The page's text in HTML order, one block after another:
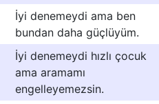
İyi denemeydi ama ben
bundan daha güçlüyüm.
İyi denemeydi hızlı çocuk
ama aramamı
engelleyemezsin.